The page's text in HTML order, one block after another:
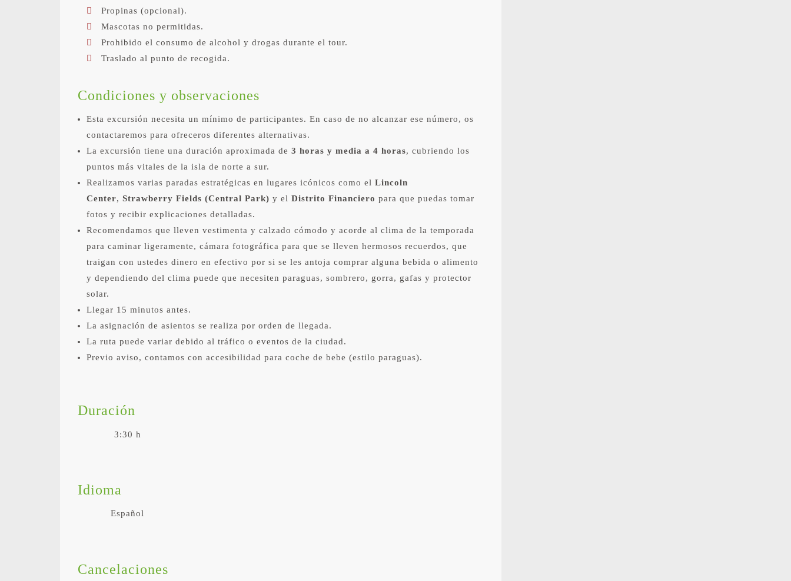
Propinas (opcional).
Mascotas no permitidas.
Prohibido el consumo de alcohol y drogas durante el tour.
Traslado al punto de recogida.
Condiciones y observaciones
Esta excursión necesita un mínimo de participantes. En caso de no alcanzar ese número, os
contactaremos para ofreceros diferentes alternativas.
La excursión tiene una duración aproximada de 3 horas y media a 4 horas, cubriendo los
puntos más vitales de la isla de norte a sur.
Realizamos varias paradas estratégicas en lugares icónicos como el Lincoln
Center, Strawberry Fields (Central Park) y el Distrito Financiero para que puedas tomar
fotos y recibir explicaciones detalladas.
Recomendamos que lleven vestimenta y calzado cómodo y acorde al clima de la temporada
para caminar ligeramente, cámara fotográfica para que se lleven hermosos recuerdos, que
traigan con ustedes dinero en efectivo por si se les antoja comprar alguna bebida o alimento
y dependiendo del clima puede que necesiten paraguas, sombrero, gorra, gafas y protector
solar.
Llegar 15 minutos antes.
La asignación de asientos se realiza por orden de llegada.
La ruta puede variar debido al tráfico o eventos de la ciudad.
Previo aviso, contamos con accesibilidad para coche de bebe (estilo paraguas).
Duración
3:30 h
Idioma
Español
Cancelaciones